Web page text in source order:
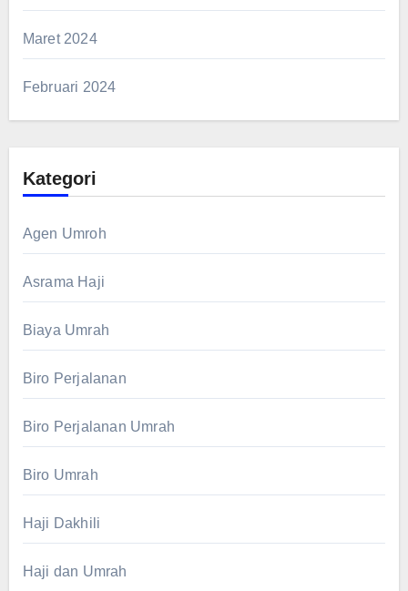
Maret 2024
Februari 2024
Kategori
Agen Umroh
Asrama Haji
Biaya Umrah
Biro Perjalanan
Biro Perjalanan Umrah
Biro Umrah
Haji Dakhili
Haji dan Umrah